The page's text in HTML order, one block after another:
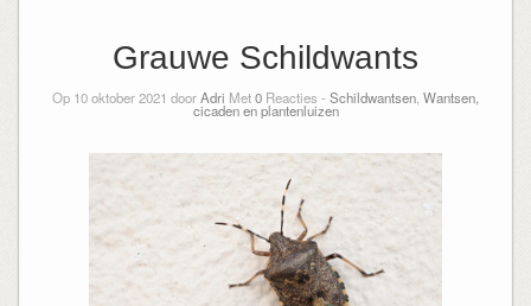
Grauwe Schildwants
Op 10 oktober 2021 doorAdri Met0 Reacties - Schildwantsen Wantsen,
cicaden en plantenluizen